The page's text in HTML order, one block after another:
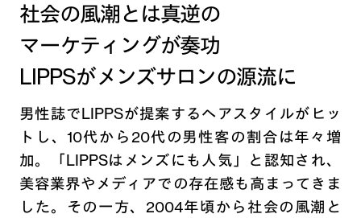
社会の風潮とは真逆の
マーケティングが奏功
LIPPSがメンズサロンの源流に
男性誌でLIPPSが提案するヘアスタイルがヒッ
トし、10代から20代の男性客の割合は年々増
加。「LIPPSはメンズにも人気」と認知され、
美容業界やメディアでの存在感も高まってきま
した。その一方、2004年頃から社会の風潮と